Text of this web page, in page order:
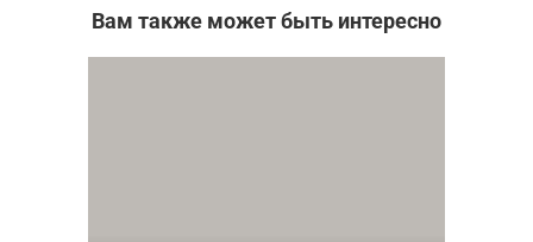
Вам также может быть интересно